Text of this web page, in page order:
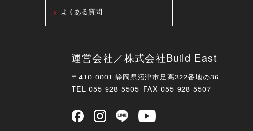
よくある質問
運営会社／株式会社Build East
〒410-0001 静岡県沼津市足高322番地の36
TEL 055-928-5505 FAX 055-928-5507